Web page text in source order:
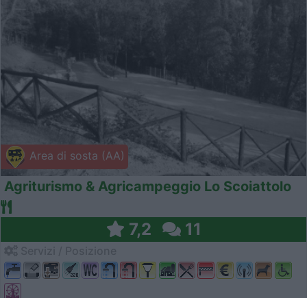
Area di sosta (AA)
Agriturismo & Agricampeggio Lo Scoiattolo
7,2 11